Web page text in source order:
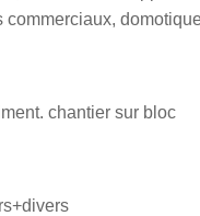
chantier sur bloc